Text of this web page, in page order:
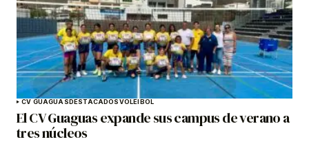
CV GUAGUASDESTACADOSVOLEIBOL
El CV Guaguas expande sus campus de verano a
tres núcleos